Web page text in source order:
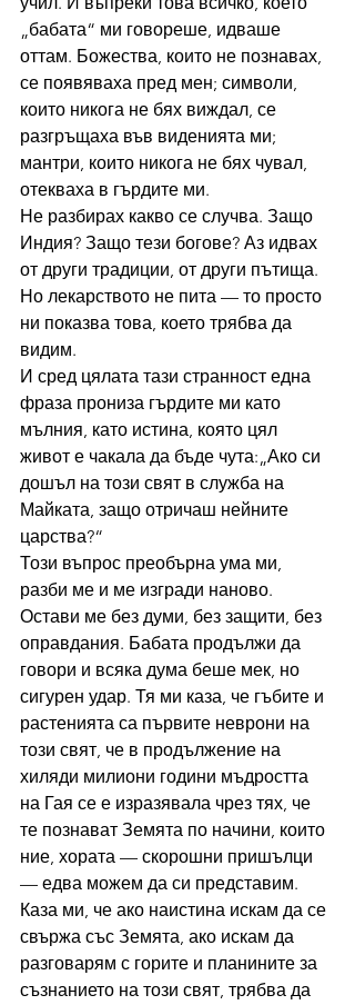
„бабата“ ми говореше, идваше
оттам. Божества, които не познавах,
се появяваха пред мен; символи,
които никога не бях виждал, се
разгръщаха във виденията ми;
мантри, които никога не бях чувал,
отекваха в гърдите ми.
Не разбирах какво се случва. Защо
Индия? Защо тези богове? Аз идвах
от други традиции, от други пътища.
Но лекарството не пита — то просто
ни показва това, което трябва да
видим.
И сред цялата тази странност една
фраза прониза гърдите ми като
мълния, като истина, която цял
живот е чакала да бъде чута:„Ако си
дошъл на този свят в служба на
Майката, защо отричаш нейните
царства?“
Този въпрос преобърна ума ми,
разби ме и ме изгради наново.
Остави ме без думи, без защити, без
оправдания. Бабата продължи да
говори и всяка дума беше мек, но
сигурен удар. Тя ми каза, че гъбите и
растенията са първите неврони на
този свят, че в продължение на
хиляди милиони години мъдростта
на Гая се е изразявала чрез тях, че
те познават Земята по начини, които
ние, хората — скорошни пришълци
— едва можем да си представим.
Каза ми, че ако наистина искам да се
свържа със Земята, ако искам да
разговарям с горите и планините за
съзнанието на този свят, трябва да